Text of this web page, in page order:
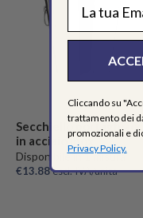
Secchiello
in acciaio inox
Disponibile in 1 misura
€13.88escl. IVA/unità
Cliccando su
trattamento dei
promozionali e
Privacy Policy.